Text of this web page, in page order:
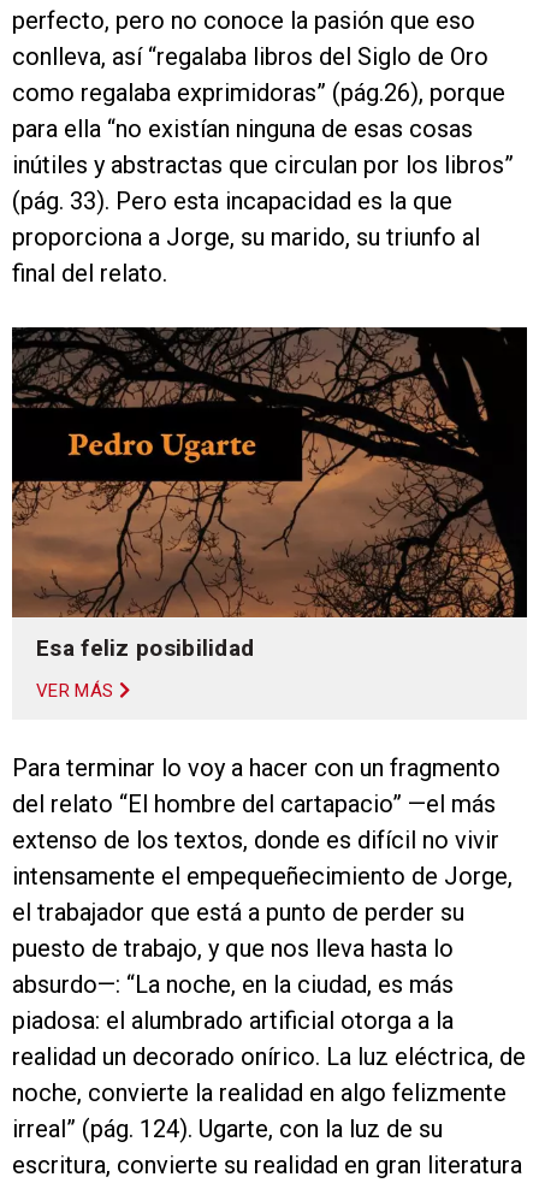
perfecto, pero no conoce la pasión que eso
conlleva, así “regalaba libros del Siglo de Oro
como regalaba exprimidoras” (pág.26), porque
para ella “no existían ninguna de esas cosas
inútiles y abstractas que circulan por los libros”
(pág. 33). Pero esta incapacidad es la que
proporciona a Jorge, su marido, su triunfo al
final del relato.
Esa feliz posibilidad
VER MÁS
Para terminar lo voy a hacer con un fragmento
del relato “El hombre del cartapacio” —el más
extenso de los textos, donde es difícil no vivir
intensamente el empequeñecimiento de Jorge,
el trabajador que está a punto de perder su
puesto de trabajo, y que nos lleva hasta lo
absurdo—: “La noche, en la ciudad, es más
piadosa: el alumbrado artificial otorga a la
realidad un decorado onírico. La luz eléctrica, de
noche, convierte la realidad en algo felizmente
irreal” (pág. 124). Ugarte, con la luz de su
escritura, convierte su realidad en gran literatura